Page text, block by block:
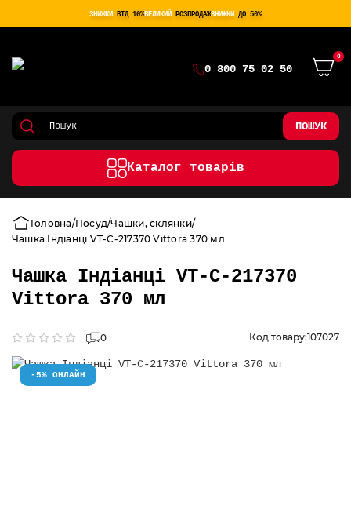
ЗНИЖКИ ВІД 10%ВЕЛИКИЙ РОЗПРОДАЖЗНИЖКИ ДО 50%
0 800 75 02 50
0
ПОШУК
Каталог товарів
Головна Посуд Чашки, склянки
Чашка Індіанці VT-C-217370 Vittora 370 мл
Чашка Індіанці VT-C-217370
Vittora 370 мл
0 Код товару:107027
-5% ОНЛАЙН